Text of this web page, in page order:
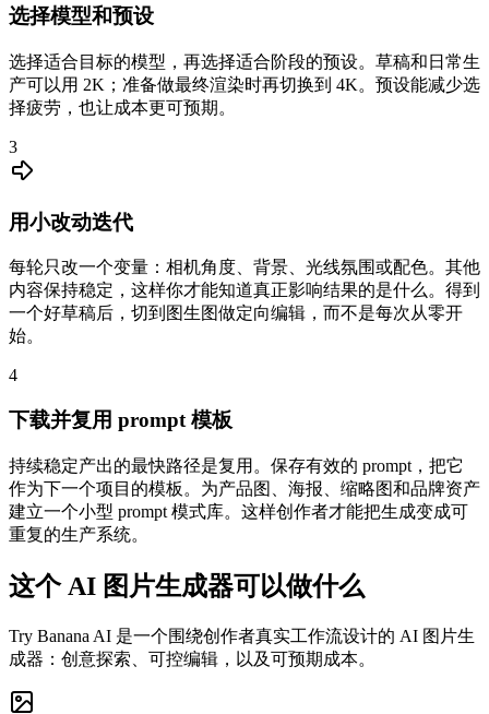
选择模型和预设
选择适合目标的模型，再选择适合阶段的预设。草稿和日常生
产可以用 2K；准备做最终渲染时再切换到 4K。预设能减少选
择疲劳，也让成本更可预期。
3
用小改动迭代
每轮只改一个变量：相机角度、背景、光线氛围或配色。其他
内容保持稳定，这样你才能知道真正影响结果的是什么。得到
一个好草稿后，切到图生图做定向编辑，而不是每次从零开
始。
4
下载并复用 prompt 模板
持续稳定产出的最快路径是复用。保存有效的 prompt，把它
作为下一个项目的模板。为产品图、海报、缩略图和品牌资产
建立一个小型 prompt 模式库。这样创作者才能把生成变成可
重复的生产系统。
这个 AI 图片生成器可以做什么
Try Banana AI 是一个围绕创作者真实工作流设计的 AI 图片生
成器：创意探索、可控编辑，以及可预期成本。